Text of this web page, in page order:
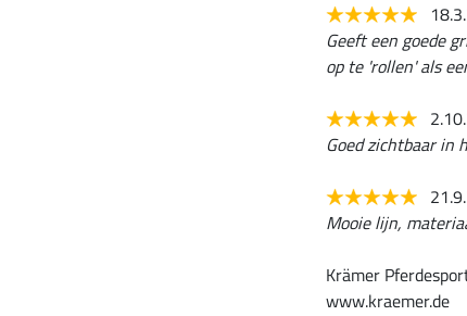
Geeft een goede
op te 'rollen' als
Goed zichtbaar in
Mooie lijn,
Krämer
www.kraemer.de